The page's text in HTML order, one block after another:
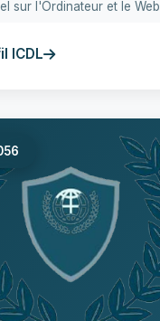
sur l'Ordinateur et le Web
ICDL